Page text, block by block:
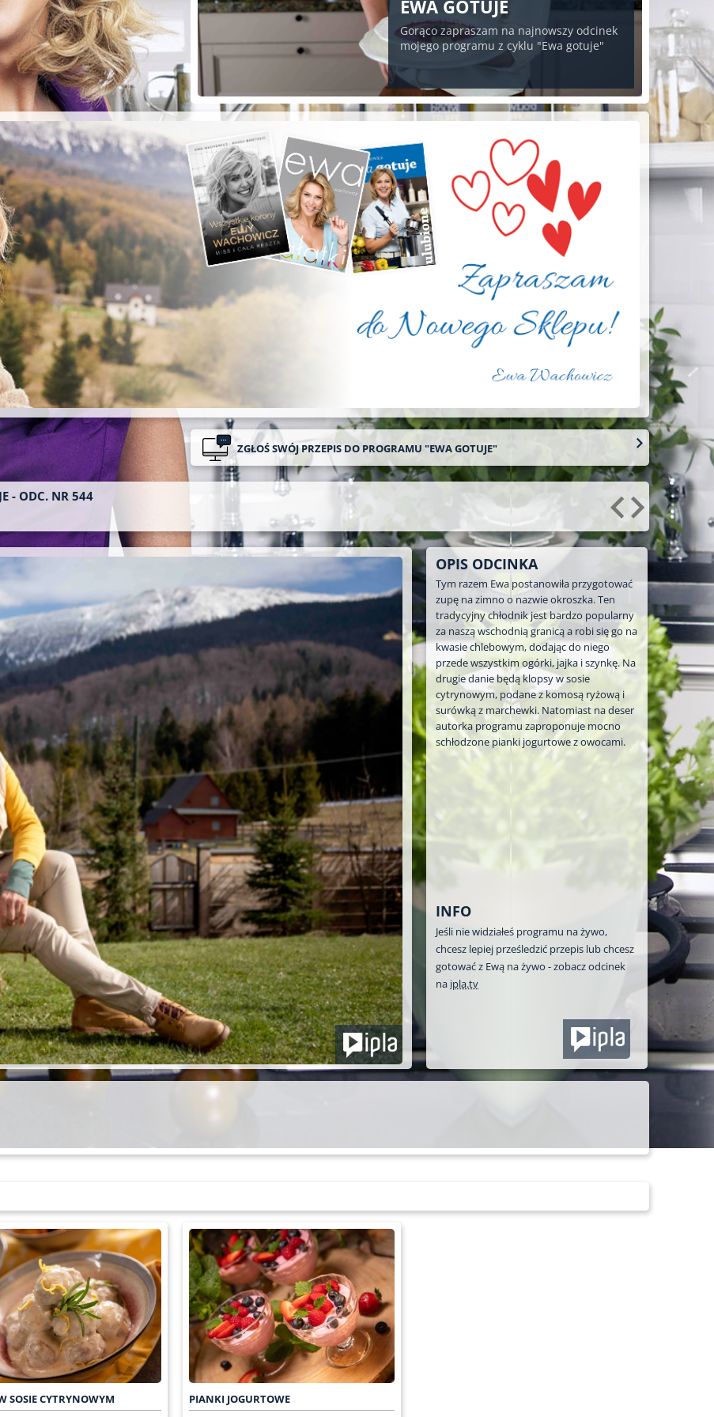
POD
na grilla;-)
EWA GOTUJE
Gorąco zapraszam na najnowszy odcinek
mojego programu z cyklu "Ewa gotuje"
ZGŁOŚ SWÓJ PRZEPIS DO PROGRAMU "EWA GOTUJE"
- ODC. NR 544
OPIS ODCINKA
Tym razem Ewa postanowiła przygotować
zupę na zimno o nazwie okroszka. Ten
tradycyjny chłodnik jest bardzo popularny
za naszą wschodnią granicą a robi się go na
kwasie chlebowym, dodając do niego
przede wszystkim ogórki, jajka i szynkę. Na
drugie danie będą klopsy w sosie
cytrynowym, podane z komosą ryżową i
surówką z marchewki. Natomiast na deser
autorka programu zaproponuje mocno
schłodzone pianki jogurtowe z owocami.
INFO
Jeśli nie widziałeś programu na żywo,
chcesz lepiej prześledzić przepis lub chcesz
gotować z Ewą na żywo - zobacz odcinek
na ipla.tv
SOSIE CYTRYNOWYM PIANKI JOGURTOWE